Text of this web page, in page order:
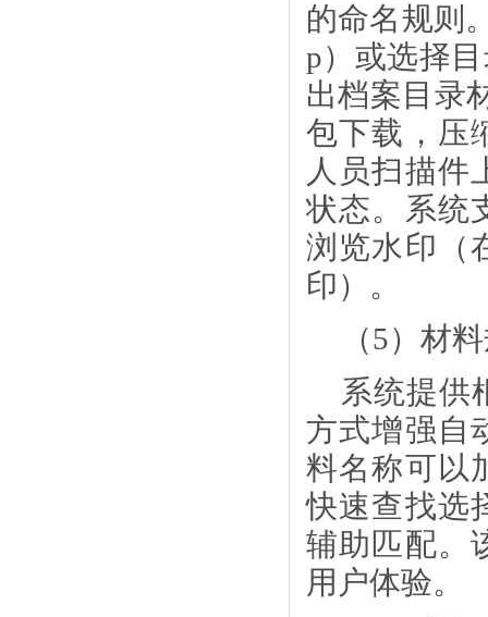
的命名规则
p）或选择
出档案目录
包下载，压
人员扫描件
状态。系统
浏览水印（
印）。
（5）材
系统提供
方式增强自
料名称可以
快速查找选
辅助匹配。
用户体验。